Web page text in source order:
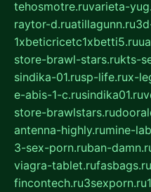
tehosmotre.ruvarieta-
raytor-d.ruatillagunn.ru
1xbeticricetc1xbetti5.ru
store-brawl-stars.rukts-
sindika-01.rusp-life.rux-
e-abis-1-c.rusindika01.ru
store-brawlstars.ru
antenna-highly.rumine-
3-sex-porn.ruban-
viagra-tablet.rufasbags.ru
fincontech.ru3sexporn.ru